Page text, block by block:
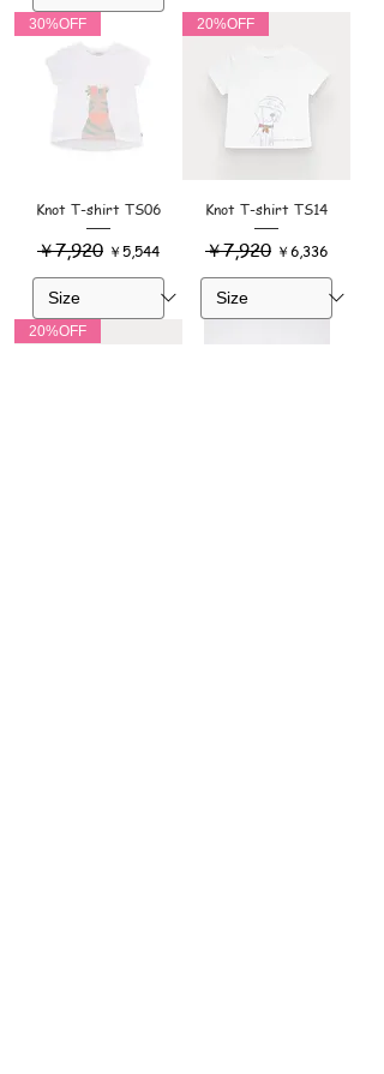
30%OFF
Knot T-shirt TS06
通常価格
￥7,920 セール価格
￥5,544
20%OFF
Knot T-shirt TS14
通常価格
￥7,920 セール価格
￥6,336
20%OFF